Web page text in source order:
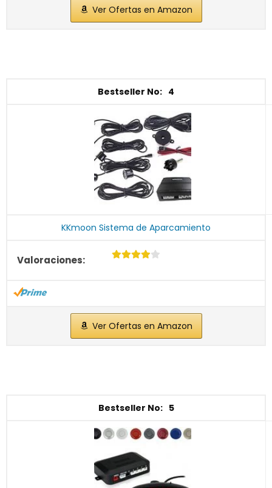
Ver Ofertas en Amazon
4
KKmoon Sistema de Aparcamiento
Ver Ofertas en Amazon
5